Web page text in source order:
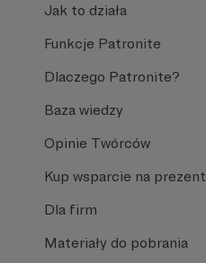
Jak to działa
Funkcje Patronite
Dlaczego Patronite?
Baza wiedzy
Opinie Twórców
Kup wsparcie na prezent
Dla firm
Materiały do pobrania